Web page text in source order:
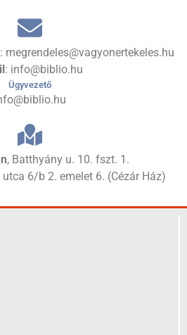
: megrendeles@vagyonertekeles.hu
: info@biblio.hu
Ügyvezető
, Batthyány u. 10. fszt. 1.
utca 6/b 2. emelet 6. (Cézár Ház)